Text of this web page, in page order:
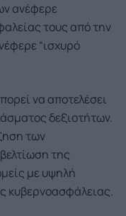
ανέφερε
τους από την
“ισχυρό
να αποτελέσει
δεξιοτήτων.
των
της
με υψηλή
κυβερνοασφάλειας.